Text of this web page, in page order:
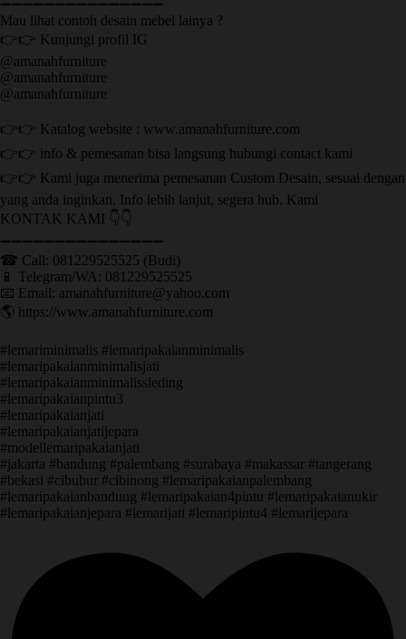
➖➖➖➖➖➖➖➖➖➖➖➖➖➖➖
Mau lihat contoh desain mebel lainya ?
👉👉 Kunjungi profil IG
@amanahfurniture
@amanahfurniture
@amanahfurniture
👉👉 Katalog website : www.amanahfurniture.com
👉👉 info & pemesanan bisa langsung hubungi contact kami
👉👉 Kami juga menerima pemesanan Custom Desain, sesuai dengan
yang anda inginkan. Info lebih lanjut, segera hub. Kami
KONTAK KAMI 👇👇
➖➖➖➖➖➖➖➖➖➖➖➖➖➖➖ ㅤ
☎ Call: 081229525525 (Budi)
📱 Telegram/WA: 081229525525
📧 Email: amanahfurniture@yahoo.com
🌎 https://www.amanahfurniture.com
#lemariminimalis #lemaripakaianminimalis
#lemaripakaianminimalisjati
#lemaripakaianminimalissleding
#lemaripakaianpintu3
#lemaripakaianjati
#lemaripakaianjatijepara
#modellemaripakaianjati
#jakarta #bandung #palembang #surabaya #makassar #tangerang
#bekasi #cibubur #cibinong #lemaripakaianpalembang
#lemaripakaianbandung #lemaripakaian4pintu #lemaripakaianukir
#lemaripakaianjepara #lemarijati #lemaripintu4 #lemarijepara